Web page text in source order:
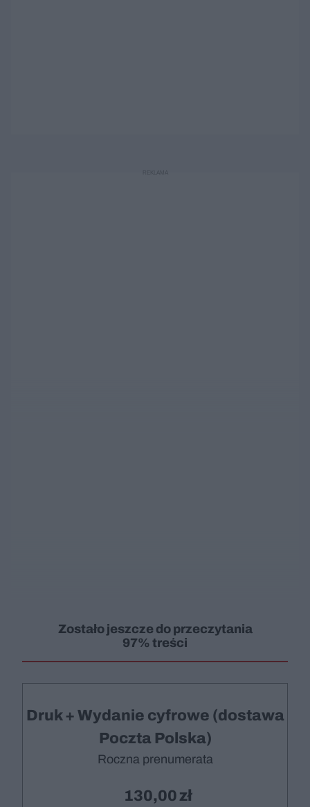
Zostało jeszcze do przeczytania
97% treści
Druk + Wydanie cyfrowe (dostawa
Poczta Polska)
Roczna prenumerata
130,00